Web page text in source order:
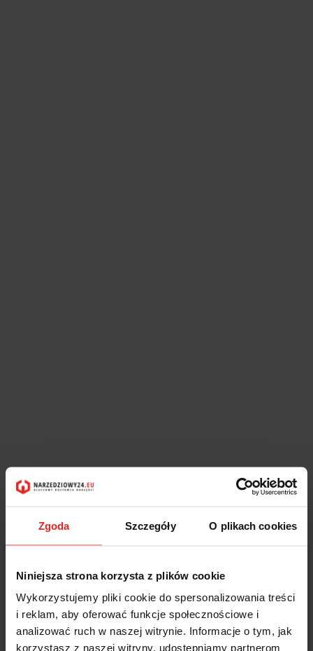
Zgoda Szczegóły O plikach cookies
Niniejsza strona korzysta z plików cookie
Wykorzystujemy pliki cookie do spersonalizowania treści
i reklam, aby oferować funkcje społecznościowe i
analizować ruch w naszej witrynie. Informacje o tym, jak
korzystasz z naszej witryny, udostępniamy partnerom
Symbol:2424/T106